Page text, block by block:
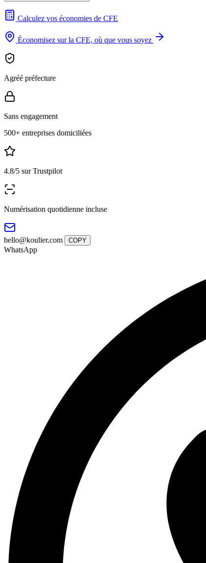
Calculez vos économies de CFE
Économisez sur la CFE, où que vous soyez
Agréé préfecture
Sans engagement
500+ entreprises domiciliées
4.8/5 sur Trustpilot
Numérisation quotidienne incluse
hello@koulier.com COPY
WhatsApp